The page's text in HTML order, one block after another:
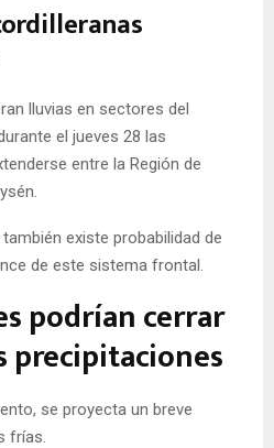
lluvias en sectores del
el jueves 28 las
entre la Región de
existe probabilidad de
de este sistema frontal.
podrían cerrar
precipitaciones
se proyecta un breve
frías.